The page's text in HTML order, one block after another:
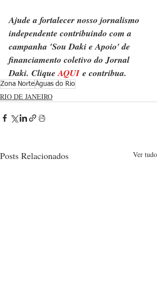
Ajude a fortalecer nosso jornalismo
independente contribuindo com a
campanha 'Sou Daki e Apoio' de
financiamento coletivo do Jornal
Daki. Clique AQUI e contribua.
Zona NorteÁguas do Rio
RIO DE JANEIRO
Posts Relacionados Ver tudo